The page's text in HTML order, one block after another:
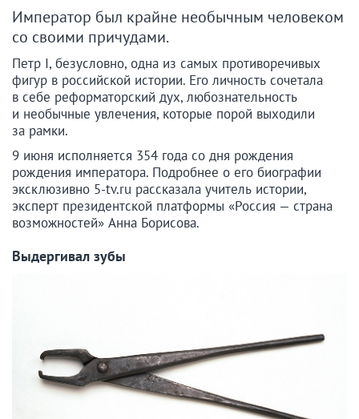
Император был крайне необычным человеком
со своими причудами.
Петр I, безусловно, одна из самых противоречивых
фигур в российской истории. Его личность сочетала
в себе реформаторский дух, любознательность
и необычные увлечения, которые порой выходили
за рамки.
9 июня исполняется 354 года со дня рождения
рождения императора. Подробнее о его биографии
эксклюзивно 5-tv.ru рассказала учитель истории,
эксперт президентской платформы «Россия — страна
возможностей» Анна Борисова.
Выдергивал зубы